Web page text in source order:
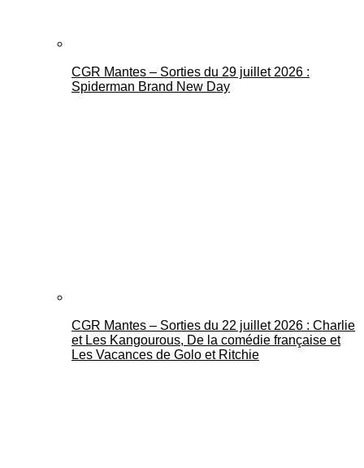
CGR Mantes – Sorties du 29 juillet 2026 :
Spiderman Brand New Day
CGR Mantes – Sorties du 22 juillet 2026 : Charlie
et Les Kangourous, De la comédie française et
Les Vacances de Golo et Ritchie